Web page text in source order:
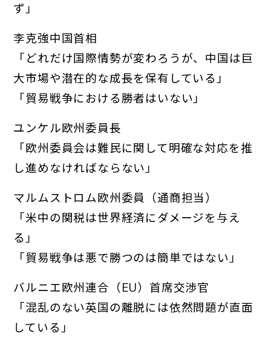
ず」
李克強中国首相
「どれだけ国際情勢が変わろうが、中国は巨
大市場や潜在的な成長を保有している」
「貿易戦争における勝者はいない」
ユンケル欧州委員長
「欧州委員会は難民に関して明確な対応を推
し進め なければならない」
マルムストロム欧州委員（通商担当）
「米中の関税は世界経済にダメージを与え
る」
「貿易戦争は悪で勝つのは簡単ではない」
バルニエ欧州連合（EU）首席交渉官
「混乱のない英国の離脱には依然問題が直面
してい る」